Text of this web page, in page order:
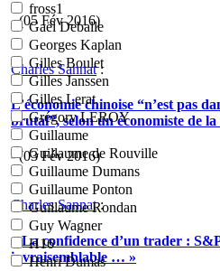
fross1
Gaël Deballe
Georges Kaplan
Gilles Boulet
Gilles Janssen
Gilles Lerat
Grégory LEROY
Guillaume
Guillaume de Rouville
Guillaume Dumans
Guillaume Ponton
Guillaume Rondan
Guy Wagner
H16
Henri Dumas
- (05 Fév 2016)
Charles Sannat:
L’économie chinoise “n’est pas
brutal”, selon un économiste de la
- (03 Fév 2016)
Charles Sannat:
« La confidence d’un trader :
invraisemblable … »